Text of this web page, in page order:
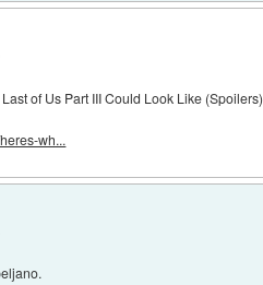
of Us Part III Could Look Like (Spoilers)
wh...